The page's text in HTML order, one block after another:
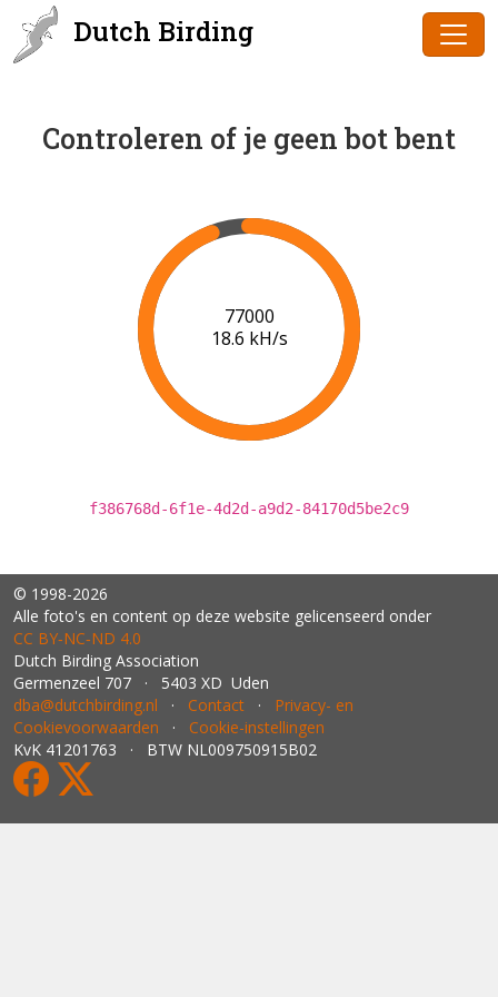
Dutch Birding
Controleren of je geen bot bent
79000
18.8 kH/s
f386768d-6f1e-4d2d-a9d2-84170d5be2c9
© 1998-2026
Alle foto's en content op deze website gelicenseerd onder
CC BY‑NC‑ND 4.0
Dutch Birding Association
Germenzeel 707 · 5403 XD Uden
dba@dutchbirding.nl · Contact · Privacy- en
Cookievoorwaarden · Cookie-instellingen
KvK 41201763 · BTW NL009750915B02